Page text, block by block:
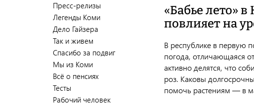
Пресс-релизы
Легенды Коми
Дело Гайзера
Так и живем
Спасибо за подвиг
Мы из Коми
Всё о пенсиях
Тесты
Рабочий человек
«Бабье лето»
повлияет на
В республике в первую
погода, отличающаяся
активно делятся, что
роз. Каковы
помочь растениям — в